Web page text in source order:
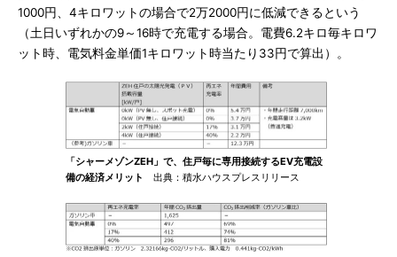
1000円、4キロワットの場合で2万2000円に低減できるという
（土日いずれかの9～16時で充電する場合。電費6.2キロ毎キロワ
ット時、電気料金単価1キロワット時当たり33円で算出）。
「シャーメゾンZEH」で、住戸毎に専用接続するEV充電設
備の経済メリット
出典：積水ハウスプレスリリース